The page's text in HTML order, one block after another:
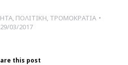
, ΠΟΛΙΤΙΚΗ, ΤΡΟΜΟΚΡΑΤΙΑ
29/03/2017
this post